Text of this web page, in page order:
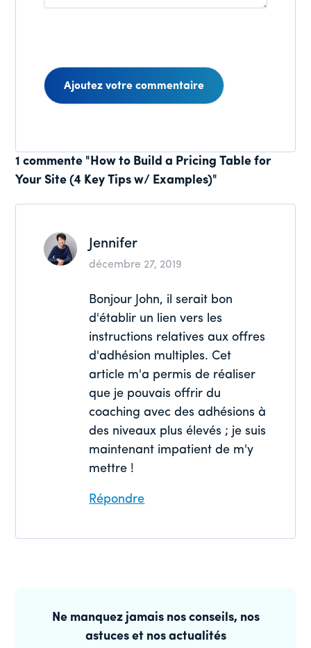
Interactions
des
lecteurs
1 commente "How to Build a Pricing Table for
Your Site (4 Key Tips w/ Examples)"
Jennifer
décembre 27, 2019
Bonjour John, il serait bon
d'établir un lien vers les
instructions relatives aux offres
d'adhésion multiples. Cet
article m'a permis de réaliser
que je pouvais offrir du
coaching avec des adhésions à
des niveaux plus élevés ; je suis
maintenant impatient de m'y
mettre !
Répondre
latérale
principale
Ne manquez jamais nos conseils, nos
astuces et nos actualités